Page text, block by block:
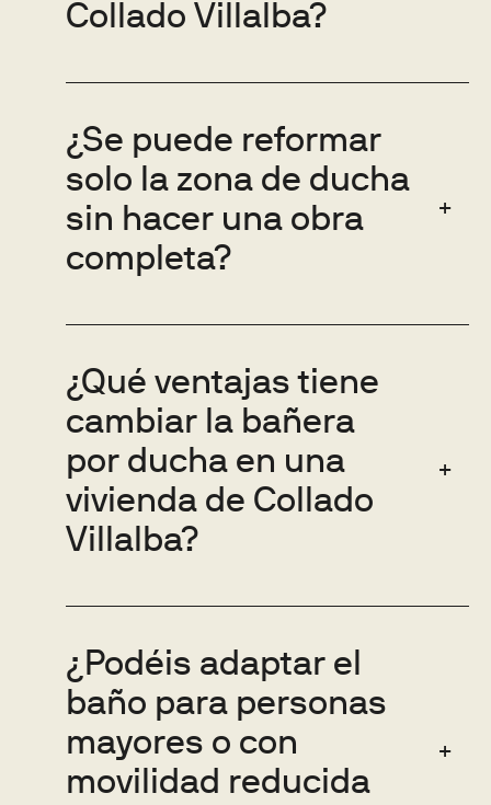
Collado Villalba?
¿Se puede reformar
solo la zona de ducha
sin hacer una obra
completa?
¿Qué ventajas tiene
cambiar la bañera
por ducha en una
vivienda de Collado
Villalba?
¿Podéis adaptar el
baño para personas
mayores o con
movilidad reducida